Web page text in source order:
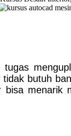
tidak butuh
menarik